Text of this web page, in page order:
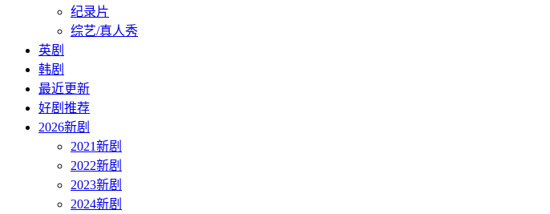
纪录片
综艺/真人秀
英剧
韩剧
最近更新
好剧推荐
2026新剧
2021新剧
2022新剧
2023新剧
2024新剧